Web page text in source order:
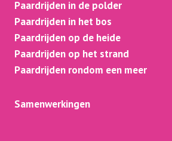
Paardrijden in de polder
Paardrijden in het bos
Paardrijden op de heide
Paardrijden op het strand
Paardrijden rondom een meer
Samenwerkingen